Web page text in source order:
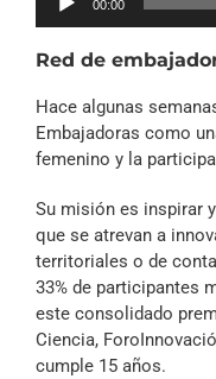
00:00
Red de
Hace algunas
Embajadoras como
femenino y la
Su misión es inspirar
que se atrevan a
territoriales o de
33% de participantes
este consolidado
Ciencia,
cumple 15 años.